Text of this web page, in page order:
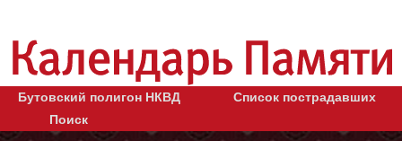
Бутовский полигон НКВД
Список пострадавших
Поиск